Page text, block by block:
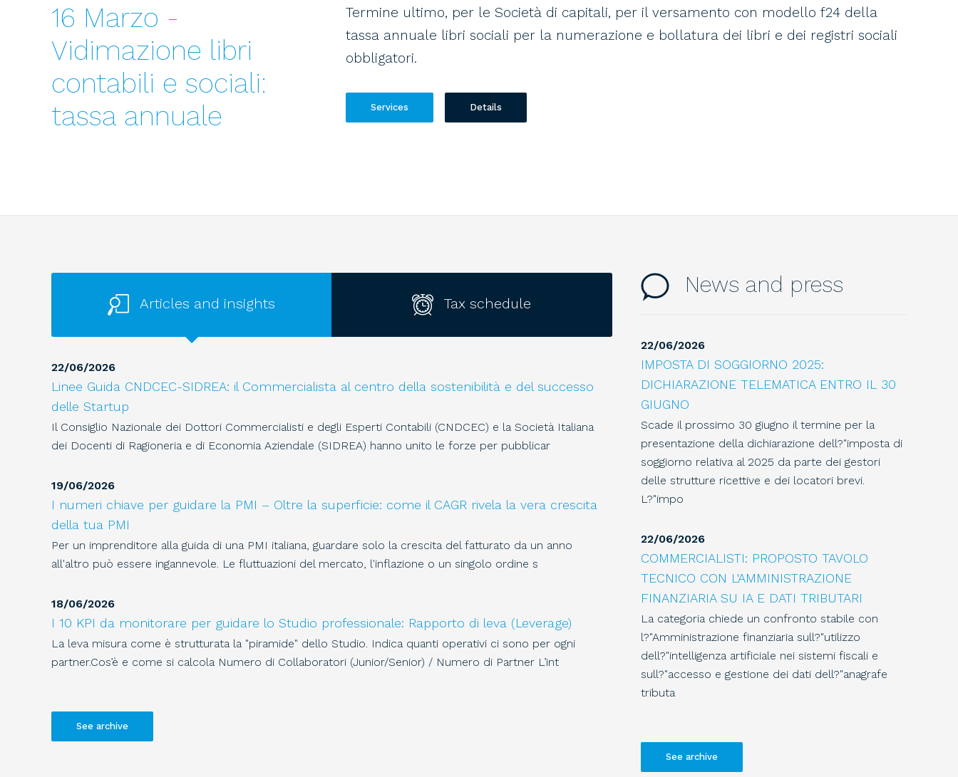
16 Marzo -
Vidimazione libri
contabili e sociali:
tassa annuale
Termine ultimo, per le Società di capitali, per il versamento con modello f24 della
tassa annuale libri sociali per la numerazione e bollatura dei libri e dei registri sociali
obbligatori.
Services Details
Articles and insights Tax schedule
22/06/2026
Linee Guida CNDCEC-SIDREA: il Commercialista al centro della sostenibilità e del successo
delle Startup
Il Consiglio Nazionale dei Dottori Commercialisti e degli Esperti Contabili (CNDCEC) e la Società Italiana
dei Docenti di Ragioneria e di Economia Aziendale (SIDREA) hanno unito le forze per pubblicar
19/06/2026
I numeri chiave per guidare la PMI – Oltre la superficie: come il CAGR rivela la vera crescita
della tua PMI
Per un imprenditore alla guida di una PMI italiana, guardare solo la crescita del fatturato da un anno
all'altro può essere ingannevole. Le fluttuazioni del mercato, l'inflazione o un singolo ordine s
18/06/2026
I 10 KPI da monitorare per guidare lo Studio professionale: Rapporto di leva (Leverage)
La leva misura come è strutturata la "piramide" dello Studio. Indica quanti operativi ci sono per ogni
partner.Cos’è e come si calcola Numero di Collaboratori (Junior/Senior) / Numero di Partner L’int
See archive
News and press
22/06/2026
IMPOSTA DI SOGGIORNO 2025:
DICHIARAZIONE TELEMATICA ENTRO IL 30
GIUGNO
Scade il prossimo 30 giugno il termine per la
presentazione della dichiarazione dell?"imposta di
soggiorno relativa al 2025 da parte dei gestori
delle strutture ricettive e dei locatori brevi.
L?"impo
22/06/2026
COMMERCIALISTI: PROPOSTO TAVOLO
TECNICO CON L'AMMINISTRAZIONE
FINANZIARIA SU IA E DATI TRIBUTARI
La categoria chiede un confronto stabile con
l?"Amministrazione finanziaria sull?"utilizzo
dell?"intelligenza artificiale nei sistemi fiscali e
sull?"accesso e gestione dei dati dell?"anagrafe
tributa
See archive